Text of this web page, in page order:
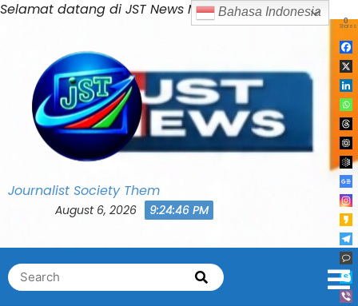
Selamat datang di JST News MediaSkip
to
Journalist Society Them
August 6, 2026 9:24:50 PM
Search
for:
Search
0
Shares
Bahasa Indonesia